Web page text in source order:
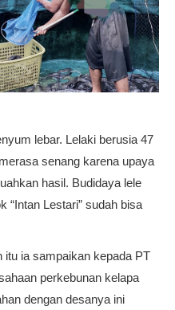
lebar. Lelaki berusia 47
senang karena upaya
hasil. Budidaya lele
“Intan Lestari” sudah bisa
itu ia sampaikan kepada PT
perkebunan kelapa
dengan desanya ini